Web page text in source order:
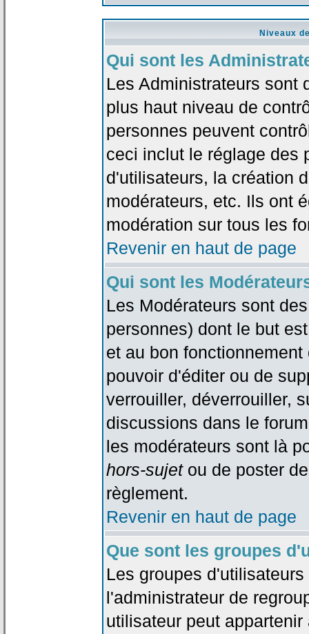
Niveaux
Qui sont les
Les Administrateurs sont
plus haut niveau de
personnes peuvent
ceci inclut le réglage des
d'utilisateurs, la création
modérateurs, etc. Ils ont
modération sur tous les
Revenir en haut de page
Qui sont les
Les Modérateurs sont
personnes) dont le but
et au bon
pouvoir d'éditer ou de
verrouiller, déverrouiller,
discussions dans le
les modérateurs sont là
hors-sujetou de poster
règlement.
Revenir en haut de page
Que sont les groupes
Les groupes
l'administrateur de
utilisateur peut